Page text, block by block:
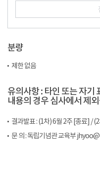
분량
제한 없음
유의사항 : 타인 또는 자기
내용의 경우 심사에서 제
결과발표 : (1차) 6월 2주 [종료] /
문 의 : 독립기념관 교육부